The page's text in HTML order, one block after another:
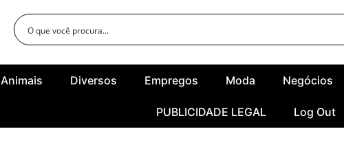
Animais Diversos Empregos Moda Negócios
PUBLICIDADE LEGAL Log Out